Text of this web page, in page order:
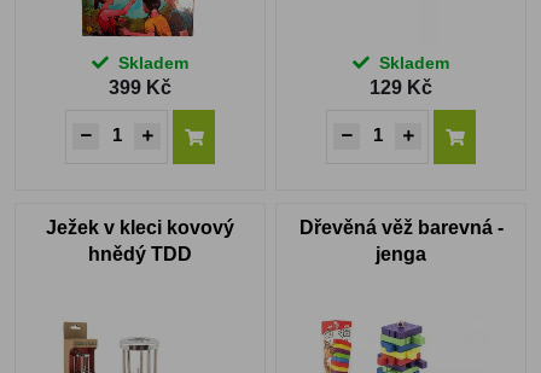
Skladem
399 Kč
Skladem
129 Kč
Ježek v kleci kovový
hnědý TDD
Dřevěná věž barevná -
jenga